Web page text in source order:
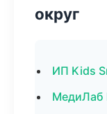
округ
ИП Kids
МедиЛаб